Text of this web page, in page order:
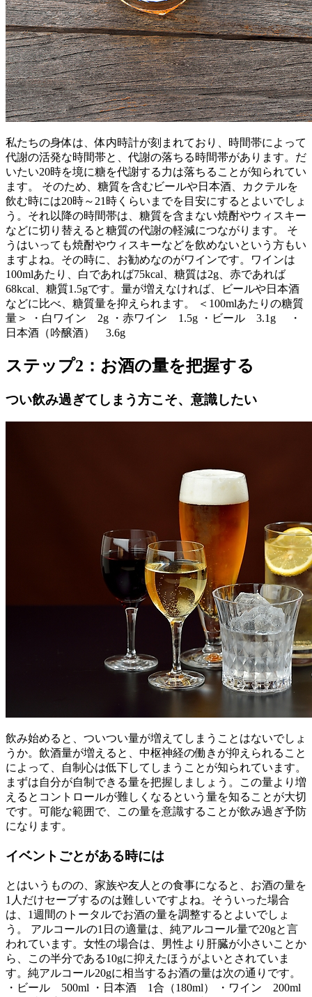
私たちの身体は、体内時計が刻まれており、時間帯によって
代謝の活発な時間帯と、代謝の落ちる時間帯があります。だ
いたい20時を境に糖を代謝する力は落ちることが知られてい
ます。 そのため、糖質を含むビールや日本酒、カクテルを
飲む時には20時～21時くらいまでを目安にするとよいでしょ
う。それ以降の時間帯は、糖質を含まない焼酎やウィスキー
などに切り替えると糖質の代謝の軽減につながります。 そ
うはいっても焼酎やウィスキーなどを飲めないという方もい
ますよね。その時に、お勧めなのがワインです。ワインは
100mlあたり、白であれば75kcal、糖質は2g、赤であれば
68kcal、糖質1.5gです。量が増えなければ、ビールや日本酒
などに比べ、糖質量を抑えられます。 ＜100mlあたりの糖質
量＞ ・白ワイン 2g ・赤ワイン 1.5g ・ビール 3.1g ・
日本酒（吟醸酒） 3.6g
ステップ2：お酒の量を把握する
つい飲み過ぎてしまう方こそ、意識したい
飲み始めると、ついつい量が増えてしまうことはないでしょ
うか。飲酒量が増えると、中枢神経の働きが抑えられること
によって、自制心は低下してしまうことが知られています。
まずは自分が自制できる量を把握しましょう。この量より増
えるとコントロールが難しくなるという量を知ることが大切
です。可能な範囲で、この量を意識することが飲み過ぎ予防
になります。
イベントごとがある時には
とはいうものの、家族や友人との食事になると、お酒の量を
1人だけセーブするのは難しいですよね。そういった場合
は、1週間のトータルでお酒の量を調整するとよいでしょ
う。 アルコールの1日の適量は、純アルコール量で20gと言
われています。女性の場合は、男性より肝臓が小さいことか
ら、この半分である10gに抑えたほうがよいとされていま
す。純アルコール20gに相当するお酒の量は次の通りです。
・ビール 500ml ・日本酒 1合（180ml） ・ワイン 200ml